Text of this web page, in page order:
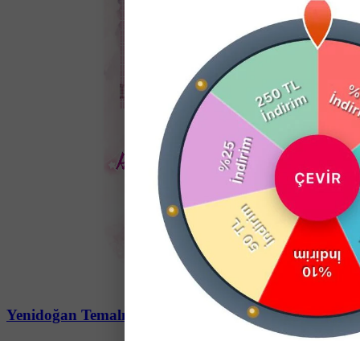
Yenidoğan Temalı Dikdörtgen Açacak Magneti